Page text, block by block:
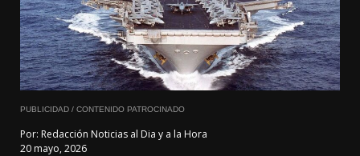
PUBLICIDAD / CONTENIDO PATROCINADO
Por: Redacción Noticias al Dia y a la Hora
20 mayo, 2026